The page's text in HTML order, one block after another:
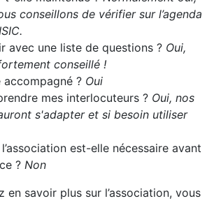
conseillons de vérifier sur l’agenda
avec une liste de questions ? Oui,
conseillé !
? Oui
mes interlocuteurs ? Oui, nos
s'adapter et si besoin utiliser
l’association est-elle nécessaire avant
? Non
en savoir plus sur l’association, vous